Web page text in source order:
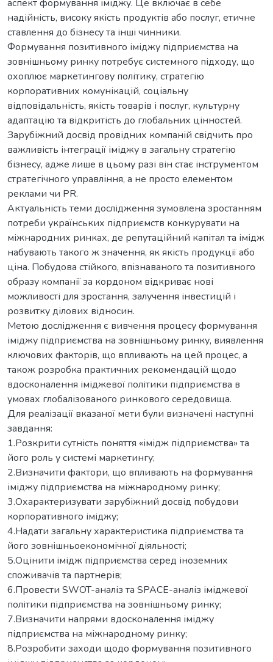
аспект формування іміджу. Це включає в себе
надійність, високу якість продуктів або послуг, етичне
ставлення до бізнесу та інші чинники.
Формування позитивного іміджу підприємства на
зовнішньому ринку потребує системного підходу, що
охоплює маркетингову політику, стратегію
корпоративних комунікацій, соціальну
відповідальність, якість товарів і послуг, культурну
адаптацію та відкритість до глобальних цінностей.
Зарубіжний досвід провідних компаній свідчить про
важливість інтеграції іміджу в загальну стратегію
бізнесу, адже лише в цьому разі він стає інструментом
стратегічного управління, а не просто елементом
реклами чи PR.
Актуальність теми дослідження зумовлена зростанням
потреби українських підприємств конкурувати на
міжнародних ринках, де репутаційний капітал та імідж
набувають такого ж значення, як якість продукції або
ціна. Побудова стійкого, впізнаваного та позитивного
образу компанії за кордоном відкриває нові
можливості для зростання, залучення інвестицій і
розвитку ділових відносин.
Метою дослідження є вивчення процесу формування
іміджу підприємства на зовнішньому ринку, виявлення
ключових факторів, що впливають на цей процес, а
також розробка практичних рекомендацій щодо
вдосконалення іміджевої політики підприємства в
умовах глобалізованого ринкового середовища.
Для реалізації вказаної мети були визначені наступні
завдання:
1.Розкрити сутність поняття «імідж підприємства» та
його роль у системі маркетингу;
2.Визначити фактори, що впливають на формування
іміджу підприємства на міжнародному ринку;
3.Охарактеризувати зарубіжний досвід побудови
корпоративного іміджу;
4.Надати загальну характеристика підприємства та
його зовнішньоекономічної діяльності;
5.Оцінити імідж підприємства серед іноземних
споживачів та партнерів;
6.Провести SWOT-аналіз та SPACE-аналіз іміджевої
політики підприємства на зовнішньому ринку;
7.Визначити напрями вдосконалення іміджу
підприємства на міжнародному ринку;
8.Розробити заходи щодо формування позитивного